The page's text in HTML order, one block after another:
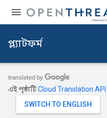
প্ল্যাটফর্ম
এই পৃষ্ঠাটিCloud Translation API